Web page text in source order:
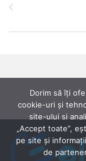
Dorim să îți
cookie-uri și
site-ului si
„Accept toate”,
pe site și
de